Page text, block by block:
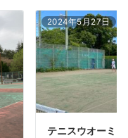
2024年5月27日
テニスウオーミ